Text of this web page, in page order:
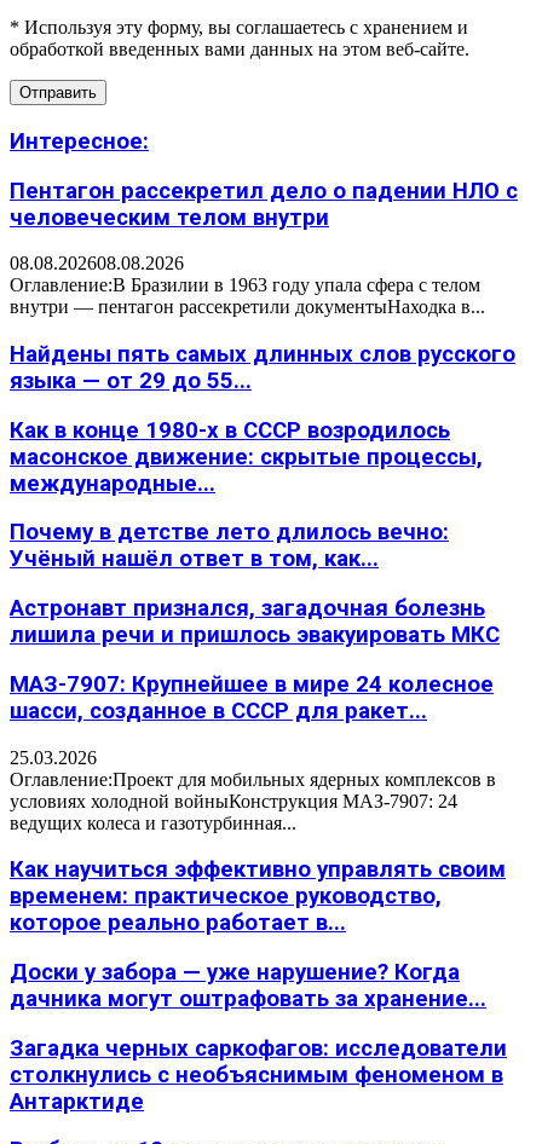
* Используя эту форму, вы соглашаетесь с хранением и
обработкой введенных вами данных на этом веб-сайте.
Интересное:
Пентагон рассекретил дело о падении НЛО с
человеческим телом внутри
08.08.202608.08.2026
Оглавление:В Бразилии в 1963 году упала сфера с телом
внутри — пентагон рассекретили документыНаходка в...
Найдены пять самых длинных слов русского
языка — от 29 до 55...
Как в конце 1980-х в СССР возродилось
масонское движение: скрытые процессы,
международные...
Почему в детстве лето длилось вечно:
Учёный нашёл ответ в том, как...
Астронавт признался, загадочная болезнь
лишила речи и пришлось эвакуировать МКС
МАЗ-7907: Крупнейшее в мире 24 колесное
шасси, созданное в СССР для ракет...
25.03.2026
Оглавление:Проект для мобильных ядерных комплексов в
условиях холодной войныКонструкция МАЗ-7907: 24
ведущих колеса и газотурбинная...
Как научиться эффективно управлять своим
временем: практическое руководство,
которое реально работает в...
Доски у забора — уже нарушение? Когда
дачника могут оштрафовать за хранение...
Загадка черных саркофагов: исследователи
столкнулись с необъяснимым феноменом в
Антарктиде